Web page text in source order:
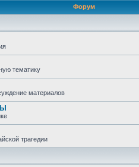
Форум
тематику
материалов
трагедии